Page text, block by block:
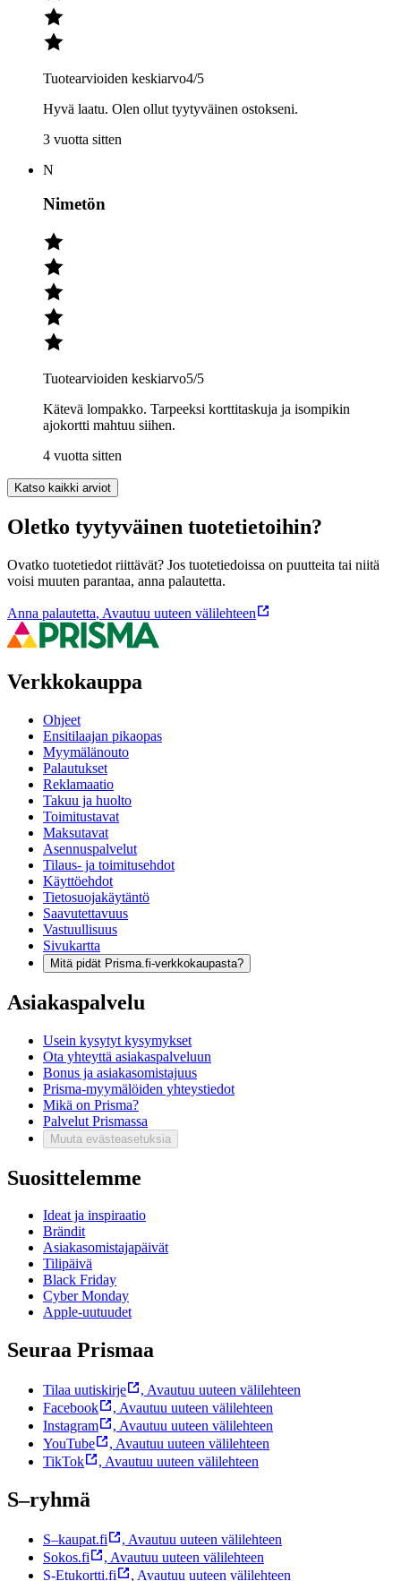
Tuotearvioiden keskiarvo4/5
Hyvä laatu. Olen ollut tyytyväinen ostokseni.
3 vuotta sitten
N
Nimetön
Tuotearvioiden keskiarvo5/5
Kätevä lompakko. Tarpeeksi korttitaskuja ja isompikin
ajokortti mahtuu siihen.
4 vuotta sitten
Katso kaikki arviot
Oletko tyytyväinen tuotetietoihin?
Ovatko tuotetiedot riittävät? Jos tuotetiedoissa on puutteita tai niitä
voisi muuten parantaa, anna palautetta.
Anna palautetta, Avautuu uuteen välilehteen
Verkkokauppa
Ohjeet
Ensitilaajan pikaopas
Myymälänouto
Palautukset
Reklamaatio
Takuu ja huolto
Toimitustavat
Maksutavat
Asennuspalvelut
Tilaus- ja toimitusehdot
Käyttöehdot
Tietosuojakäytäntö
Saavutettavuus
Vastuullisuus
Sivukartta
Mitä pidät Prisma.fi-verkkokaupasta?
Asiakaspalvelu
Usein kysytyt kysymykset
Ota yhteyttä asiakaspalveluun
Bonus ja asiakasomistajuus
Prisma-myymälöiden yhteystiedot
Mikä on Prisma?
Palvelut Prismassa
Muuta evästeasetuksia
Suosittelemme
Ideat ja inspiraatio
Brändit
Asiakasomistajapäivät
Tilipäivä
Black Friday
Cyber Monday
Apple-uutuudet
Seuraa Prismaa
Tilaa uutiskirje , Avautuu uuteen välilehteen
Facebook
, Avautuu uuteen välilehteen
Instagram
, Avautuu uuteen välilehteen
YouTube
, Avautuu uuteen välilehteen
TikTok
, Avautuu uuteen välilehteen
S–ryhmä
S–kaupat.fi , Avautuu uuteen välilehteen
Sokos.fi
, Avautuu uuteen välilehteen
S-Etukortti.fi
, Avautuu uuteen välilehteen